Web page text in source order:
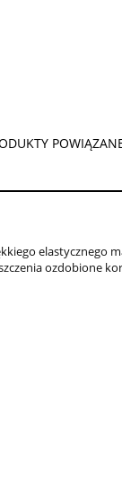
ZAWIERA
elastycznego
ozdobione